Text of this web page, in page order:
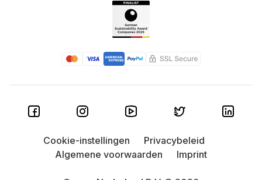
Cookie-instellingen
Privacybeleid
Algemene voorwaarden
Imprint